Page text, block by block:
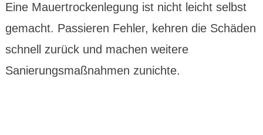
Eine Mauertrockenlegung ist nicht leicht selbst
gemacht. Passieren Fehler, kehren die Schäden
schnell zurück und machen weitere
Sanierungsmaßnahmen zunichte.